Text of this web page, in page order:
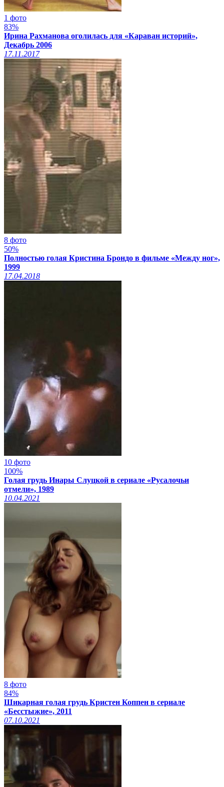
1 фото
83%
Ирина Рахманова оголилась для «Караван историй»,
Декабрь 2006
17.11.2017
8 фото
50%
Полностью голая Кристина Брондо в фильме «Между ног»,
1999
17.04.2018
10 фото
100%
Голая грудь Инары Слуцкой в сериале «Русалочьи
отмели», 1989
10.04.2021
8 фото
84%
Шикарная голая грудь Кристен Коппен в сериале
«Бесстыжие», 2011
07.10.2021